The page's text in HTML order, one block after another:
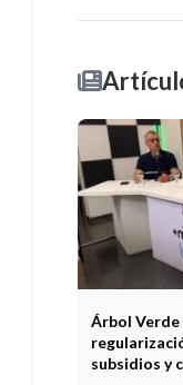
Árbol Verde
subsidios y